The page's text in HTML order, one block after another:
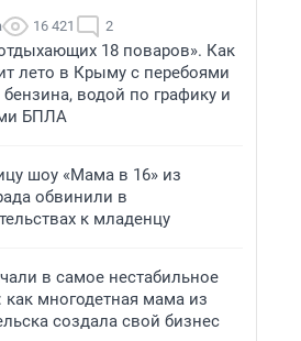
16 421 2
18 поваров». Как
лето в Крыму с перебоями
бензина, водой по графику и
БПЛА
шоу «Мама в 16» из
обвинили в
к младенцу
в самое нестабильное
как многодетная мама из
создала свой бизнес